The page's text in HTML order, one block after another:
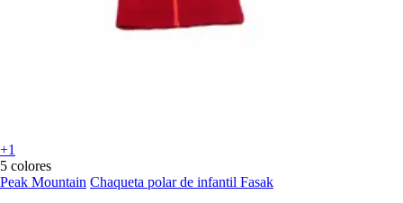
+1
5 colores
Peak Mountain Chaqueta polar de infantil Fasak